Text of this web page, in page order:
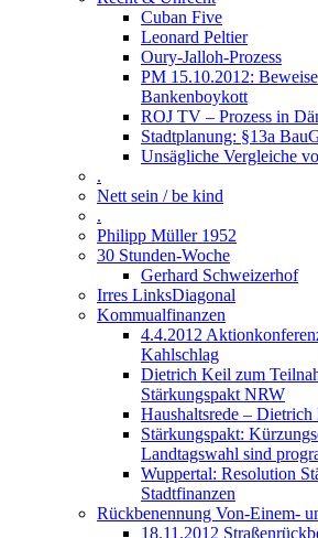
Cuban Five
Leonard Peltier
Oury-Jalloh-Prozess
PM 15.10.2012:
Bankenboykott
ROJ TV – Prozess in
Stadtplanung: §13a
Unsägliche Vergleiche
.
Nett sein / be kind
.
Philipp Müller 1952
30 Stunden-Woche
Gerhard Schweizerhof
Irres LinksDiagonal
Kommualfinanzen
4.4.2012
Kahlschlag
Dietrich Keil zum
Stärkungspakt NRW
Haushaltsrede –
Stärkungspakt:
Landtagswahl sind
Wuppertal: Resolution
Stadtfinanzen
Rückbenennung Von-Einem-
18.11.2012